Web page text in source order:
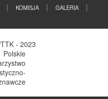
KOMISJA
GALERIA